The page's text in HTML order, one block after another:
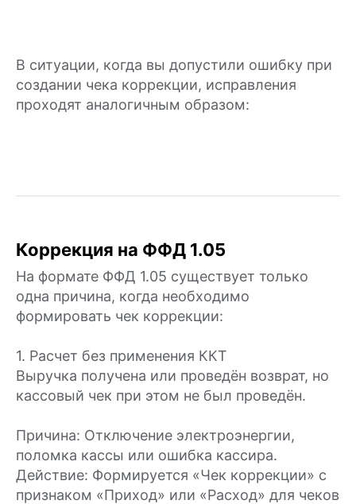
В ситуации, когда вы допустили ошибку при
создании чека коррекции, исправления
проходят аналогичным образом:
Коррекция на ФФД 1.05
На формате ФФД 1.05 существует только
одна причина, когда необходимо
формировать чек коррекции:
1. Расчет без применения ККТ
Выручка получена или проведён возврат, но
кассовый чек при этом не был проведён.
Причина: Отключение электроэнергии,
поломка кассы или ошибка кассира.
Действие: Формируется «Чек коррекции» с
признаком «Приход» или «Расход» для чеков